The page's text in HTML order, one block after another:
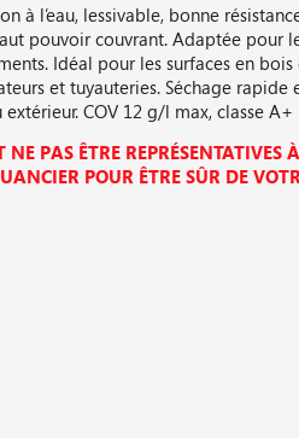
à l’eau, lessivable, bonne
pouvoir couvrant. Adaptée pour
Idéal pour les surfaces en
et tuyauteries. Séchage rapide
COV 12 g/l max, classe A+
NE PAS ÊTRE REPRÉSENTATIVES
POUR ÊTRE SÛR DE